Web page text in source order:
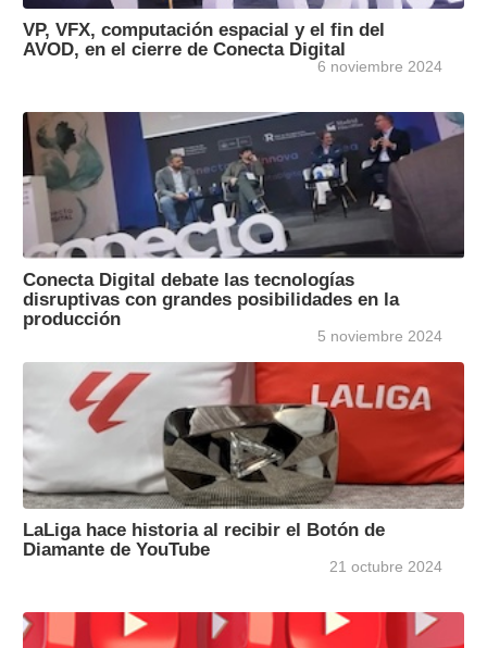
VP, VFX, computación espacial y el fin del
AVOD, en el cierre de Conecta Digital
6 noviembre 2024
Conecta Digital debate las tecnologías
disruptivas con grandes posibilidades en la
producción
5 noviembre 2024
LaLiga hace historia al recibir el Botón de
Diamante de YouTube
21 octubre 2024